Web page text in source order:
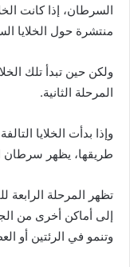
السرطان، إذا كانت
منتشرة حول الخلايا
ولكن حين تبدأ تلك
المرحلة الثانية.
وإذا بدأت الخلايا
طريقها، يظهر سرطان
تظهر المرحلة الرابعة
إلى أماكن أخرى من
وتنمو في الرئتين أو